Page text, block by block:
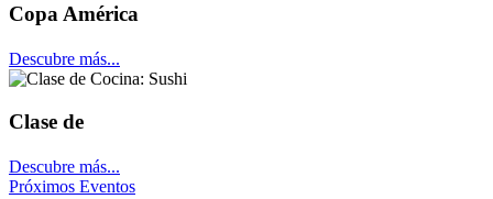
Copa América
Descubre más...
Clase de
Descubre más...
Próximos Eventos